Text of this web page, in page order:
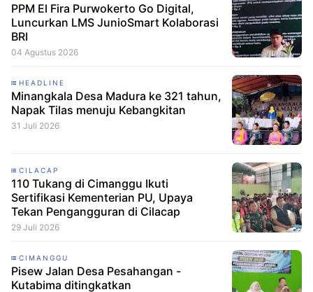
PPM El Fira Purwokerto Go Digital,
Luncurkan LMS JunioSmart Kolaborasi
BRI
04 Agustus 2026
HEADLINE
Minangkala Desa Madura ke 321 tahun,
Napak Tilas menuju Kebangkitan
31 Juli 2026
CILACAP
110 Tukang di Cimanggu Ikuti
Sertifikasi Kementerian PU, Upaya
Tekan Pengangguran di Cilacap
29 Juli 2026
CIMANGGU
Pisew Jalan Desa Pesahangan -
Kutabima ditingkatkan